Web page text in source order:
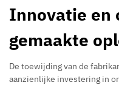
Innovatie en
gemaakte
De toewijding van de
aanzienlijke investering in